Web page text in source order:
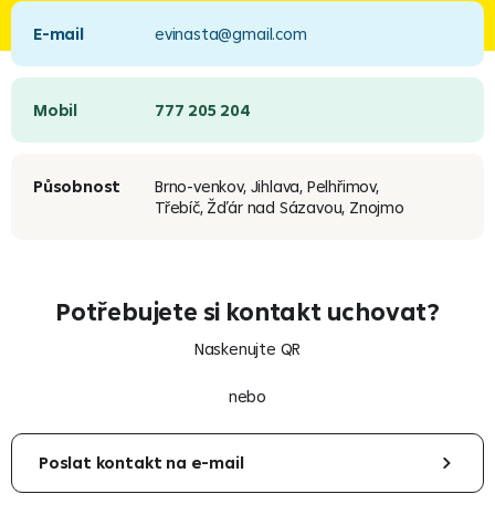
E-mail evinasta@gmail.com
Mobil 777 205 204
Působnost
Brno-venkov, Jihlava, Pelhřimov,
Třebíč, Žďár nad Sázavou, Znojmo
Potřebujete si kontakt uchovat?
Naskenujte QR
nebo
Poslat kontakt na e-mail